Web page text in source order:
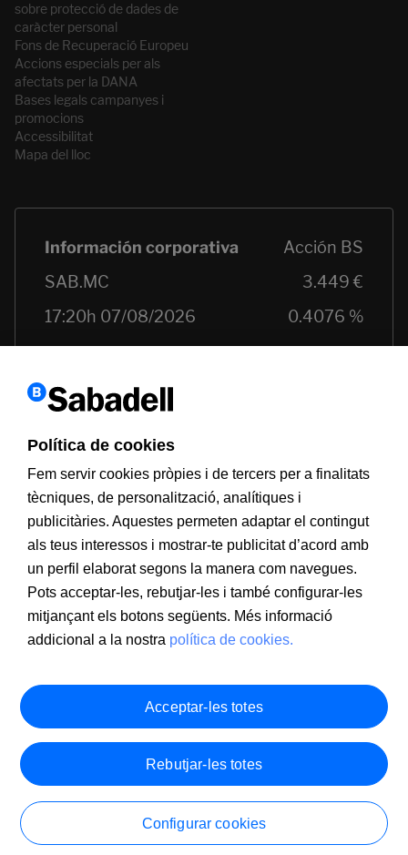
sobre protecció de dades de
caràcter personal
Fons de Recuperació Europeu
Accions especials per als
afectats per la DANA
Bases legals campanyes i
promocions
Accessibilitat
Mapa del lloc
Informació a clients PSD2
MIFID
Documentació PRIIPS
Avís legalPolítica de cookies
Atenció al client
Política de cookies
Fem servir cookies pròpies i de tercers per a finalitats
tècniques, de personalització, analítiques i
publicitàries. Aquestes permeten adaptar el contingut
als teus interessos i mostrar-te publicitat d’acord amb
un perfil elaborat segons la manera com navegues.
Pots acceptar-les, rebutjar-les i també configurar-les
mitjançant els botons següents. Més informació
addicional a la nostra política de cookies.
Configurar cookies
Rebutjar-les totes
Acceptar-les totes